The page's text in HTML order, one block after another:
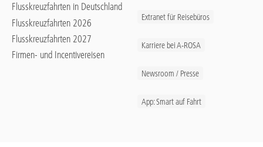
Flusskreuzfahrten in Deutschland
Flusskreuzfahrten 2026
Flusskreuzfahrten 2027
Firmen- und Incentivereisen
Extranet für Reisebüros
Karriere bei A-ROSA
Newsroom / Presse
App: Smart auf Fahrt